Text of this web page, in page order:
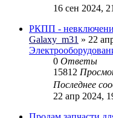
16 сен 2024,
РКПП -
Galaxy_m31 » 22
0 Ответы
15812
Последнее
22 апр 2024,